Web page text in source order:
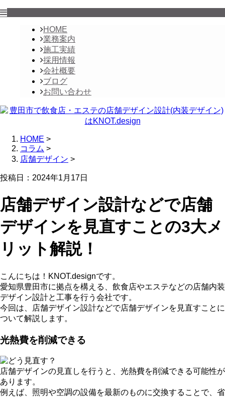
HOME
業務案内
施工実績
採用情報
会社概要
ブログ
お問い合わせ
HOME >
コラム >
店舗デザイン >
投稿日：2024年1月17日
店舗デザイン設計などで店舗
デザインを見直すことの3大メ
リット解説！
こんにちは！KNOT.designです。
愛知県豊田市に拠点を構える、飲食店やエステなどの店舗内装
デザイン設計と工事を行う会社です。
今回は、店舗デザイン設計などで店舗デザインを見直すことに
ついて解説します。
光熱費を削減できる
店舗デザインの見直しを行うと、光熱費を削減できる可能性が
あります。
例えば、照明や空調の設備を最新のものに交換することで、省